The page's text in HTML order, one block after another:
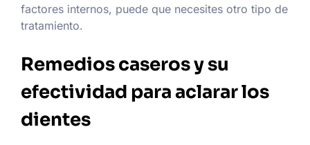
factores internos, puede que necesites otro tipo de
tratamiento.
Remedios caseros y su
efectividad para aclarar los
dientes